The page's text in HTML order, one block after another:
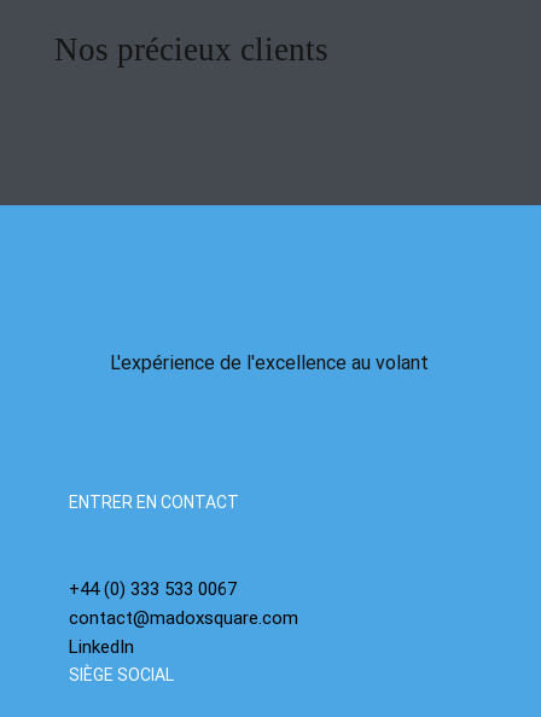
Nos précieux clients
+44 (0) 333 533 0067
contact@madoxsquare.com
LinkedIn
ENTRER EN CONTACT
SIÈGE SOCIAL
L'expérience de l'excellence au volant